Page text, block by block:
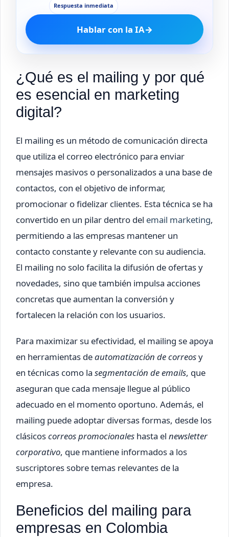
Respuesta inmediata
Hablar con la IA→
¿Qué es el mailing y por qué
es esencial en marketing
digital?
El mailing es un método de comunicación directa
que utiliza el correo electrónico para enviar
mensajes masivos o personalizados a una base de
contactos, con el objetivo de informar,
promocionar o fidelizar clientes. Esta técnica se ha
convertido en un pilar dentro del email marketing,
permitiendo a las empresas mantener un
contacto constante y relevante con su audiencia.
El mailing no solo facilita la difusión de ofertas y
novedades, sino que también impulsa acciones
concretas que aumentan la conversión y
fortalecen la relación con los usuarios.
Para maximizar su efectividad, el mailing se apoya
en herramientas deautomatización de correosy
en técnicas como la segmentación de emails, que
aseguran que cada mensaje llegue al público
adecuado en el momento oportuno. Además, el
mailing puede adoptar diversas formas, desde los
clásicoscorreos promocionales hasta el newsletter
corporativo, que mantiene informados a los
suscriptores sobre temas relevantes de la
empresa.
Beneficios del mailing para
empresas en Colombia